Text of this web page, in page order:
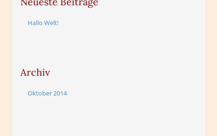
Hallo Welt!
Archiv
Oktober 2014